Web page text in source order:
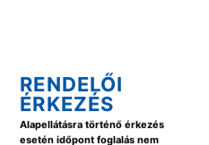
RENDELŐI
ÉRKEZÉS
Alapellátásra történő érkezés
esetén időpont foglalás nem